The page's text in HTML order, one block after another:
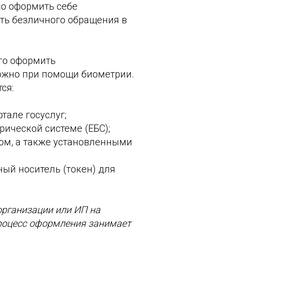
оформить себе
безличного обращения в
оформить
при помощи биометрии.
госуслуг;
системе (ЕБС);
а также установленными
носитель (токен) для
или ИП на
оформления занимает